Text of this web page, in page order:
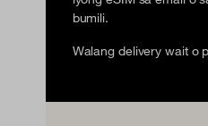
bumili.
Walang delivery wait o